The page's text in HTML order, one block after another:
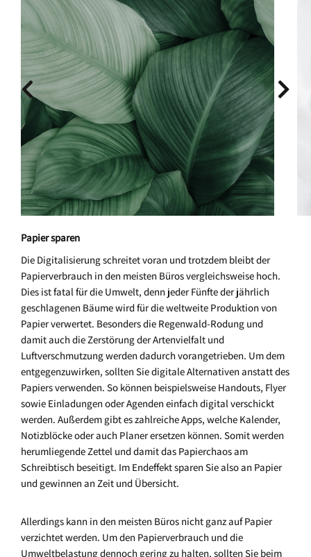
Papier sparen
Die Digitalisierung schreitet voran und trotzdem bleibt der
Papierverbrauch in den meisten Büros vergleichsweise hoch.
Dies ist fatal für die Umwelt, denn jeder Fünfte der jährlich
geschlagenen Bäume wird für die weltweite Produktion von
Papier verwertet. Besonders die Regenwald-Rodung und
damit auch die Zerstörung der Artenvielfalt und
Luftverschmutzung werden dadurch vorangetrieben. Um dem
entgegenzuwirken, sollten Sie digitale Alternativen anstatt des
Papiers verwenden. So können beispielsweise Handouts, Flyer
sowie Einladungen oder Agenden einfach digital verschickt
werden. Außerdem gibt es zahlreiche Apps, welche Kalender,
Notizblöcke oder auch Planer ersetzen können. Somit werden
herumliegende Zettel und damit das Papierchaos am
Schreibtisch beseitigt. Im Endeffekt sparen Sie also an Papier
und gewinnen an Zeit und Übersicht.
Allerdings kann in den meisten Büros nicht ganz auf Papier
verzichtet werden. Um den Papierverbrauch und die
Umweltbelastung dennoch gering zu halten, sollten Sie beim